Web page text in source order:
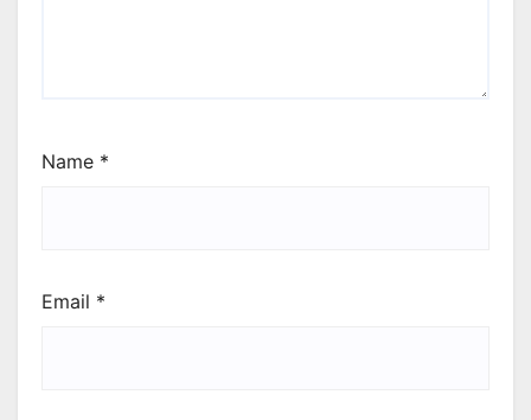
Name *
Email *